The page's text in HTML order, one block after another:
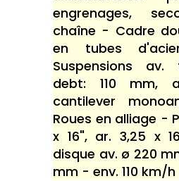
engrenages,
chaîne - Cadre
en tubes
Suspensions av.
debt: 110 mm,
cantilever
Roues en alliage -
x 16", ar. 3,25 x
disque av. ø 220
mm - env. 110 km/h